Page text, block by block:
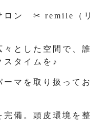
ロン ✂ remile（リ
とした空間で、誰
スタイムを♪
マを取り扱ってお
備。頭皮環境を整